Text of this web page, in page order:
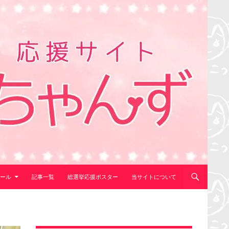
ル 記事一覧 総選挙応援ポスター 当サイトについて